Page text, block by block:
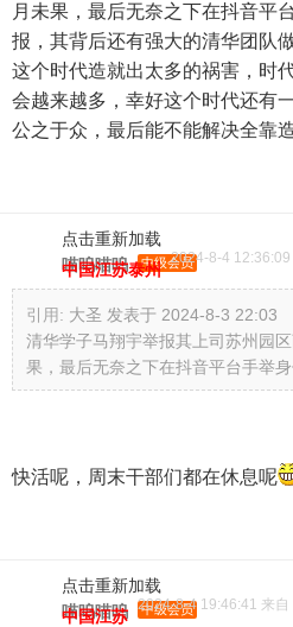
月未果，最后无奈之下在抖音平
报，其背后还有强大的清华团队
这个时代造就出太多的祸害，时
会越来越多，幸好这个时代还有
公之于众，最后能不能解决全靠造
点击重新加载
喵呜喵呜 中级会员2024-8-4 12:36:09
中国江苏泰州
引用: 大圣 发表于 2024-8-3 22:03
清华学子马翔宇举报其上司苏州园
果，最后无奈之下在抖音平台手举身
快活呢，周末干部们都在休息呢
点击重新加载
喵呜喵呜 中级会员
2024-8-4 19:46:41 来自
中国江苏